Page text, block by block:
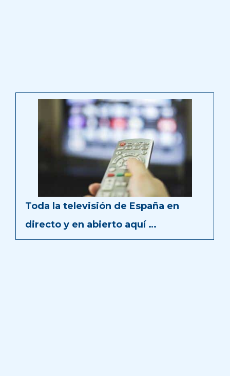
Toda la televisión de España en
directo y en abierto aquí …